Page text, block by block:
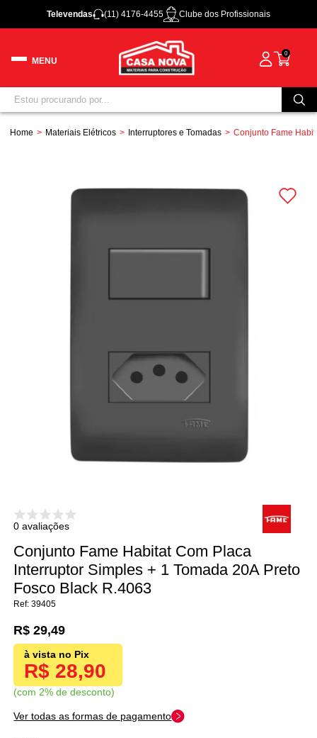
Televendas (11) 4176-4455 Clube dos Profissionais
0
Home Materiais Elétricos Interruptores e Tomadas Conjunto Fame
0 avaliações
Conjunto Fame Habitat Com Placa
Interruptor Simples + 1 Tomada 20A Preto
Fosco Black R.4063
39405
R$ 28,90
com 2% de desconto
R$ 29,49
Ver todas as formas de pagamento